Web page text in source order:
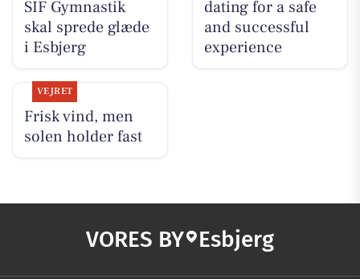
SIF Gymnastik
skal sprede glæde
i Esbjerg
dating for a safe
and successful
experience
VEJRET
Frisk vind, men
solen holder fast
VORES BY Esbjerg